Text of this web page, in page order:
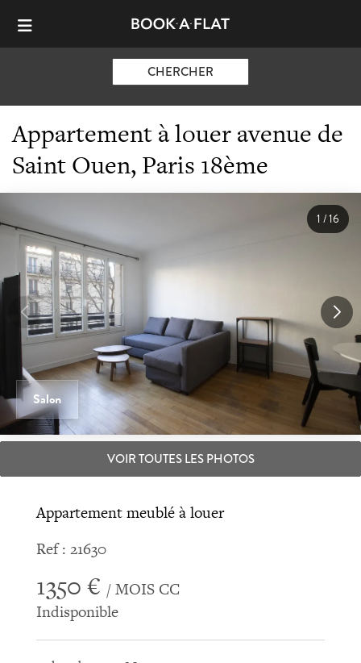
CHERCHER
Appartement à louer avenue de
Saint Ouen, Paris 18ème
Salon
1/16
VOIR TOUTES LES PHOTOS
Appartement meublé à louer
Ref : 21630
1350 € / MOIS CC
Indisponible